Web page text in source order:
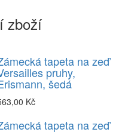
zboží
tapeta na zeď
pruhy,
šedá
Kč
tapeta na zeď